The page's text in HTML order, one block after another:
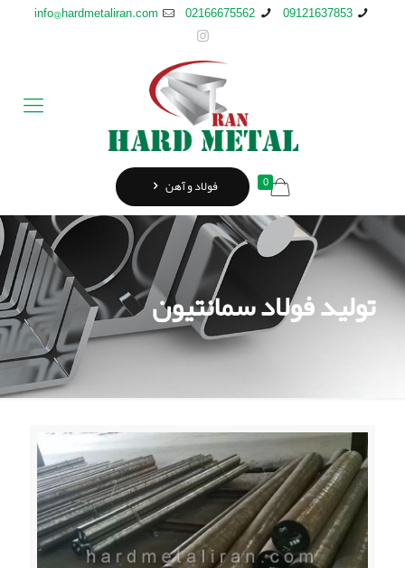
09121637853
02166675562
info@hardmetaliran.com
0 فولاد و آهن
تولید فولاد سمانتیون